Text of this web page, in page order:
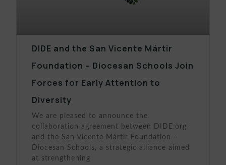
DIDE and the San Vicente Mártir
Foundation – Diocesan Schools Join
Forces for Early Attention to
Diversity
We are pleased to announce the
collaboration agreement between DIDE.org
and the San Vicente Mártir Foundation –
Diocesan Schools, a strategic alliance aimed
at strengthening